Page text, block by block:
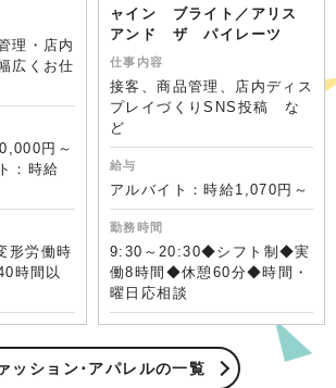
理・店内
広くお仕
円～
：時給
労働時
時間以
ャイン ブライト／アリス
アンド ザ パイレーツ
仕事内容
接客、商品管理、店内ディス
プレイづくりSNS投稿 な
ど
給与
アルバイト：時給1,070円～
勤務時間
9:30～20:30◆シフト制◆実
働8時間◆休憩60分◆時間・
曜日応相談
ッション･アパレルの一覧